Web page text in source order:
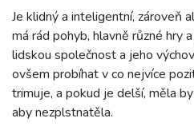
Je klidný a inteligentní, zároveň
má rád pohyb, hlavně různé hry
lidskou společnost a jeho
ovšem probíhat v co nejvíce
trimuje, a pokud je delší, měla
aby nezplstnatěla.